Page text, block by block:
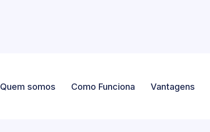
Quem somos Como Funciona Vantagens